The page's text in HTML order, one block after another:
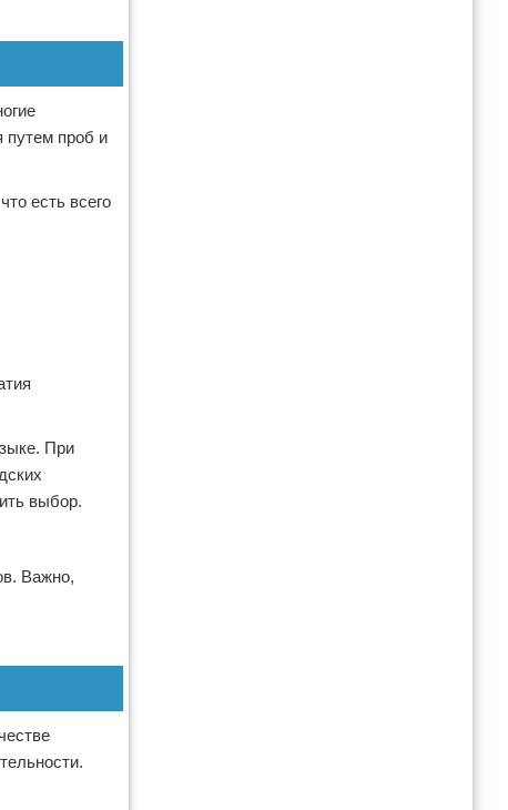
путем проб и
есть всего
При
выбор.
Важно,